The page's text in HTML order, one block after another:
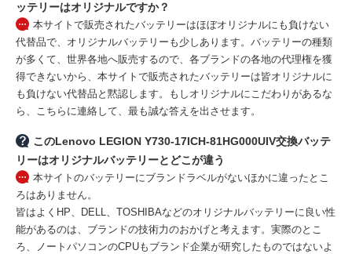
ッテリーはオリジナルですか？
本サイトで販売されたバッテリーはほぼオリジナルにも負けない
代替品で、オリジナルバッテリーも少しあります。バッテリーの種類
が多くて、世界各地へ販売するので、各ブランドの各地の代理権を獲
得できないから、本サイトで販売されたバッテリーは皆オリジナルに
も負けない代替品と黙認します。もしオリジナルにこだわりがあるな
ら、こちらに連絡して、最も誠な答えを出させます。
このLenovo LEGION Y730-17ICH-81HG000UIV交換バッテ
リーはオリジナルバッテリーとどこが違う
本サイトのバッテリーにブランドラベルがないほかに違ったとこ
ろはありません。
皆はよくHP、DELL、TOSHIBAなどのオリジナルバッテリーに良い性
能があるのは、ブランドの技術力のおかげと考えます。実際のとこ
ろ、ノートパソコンのCPUもブランド企業が研究したものではないよ